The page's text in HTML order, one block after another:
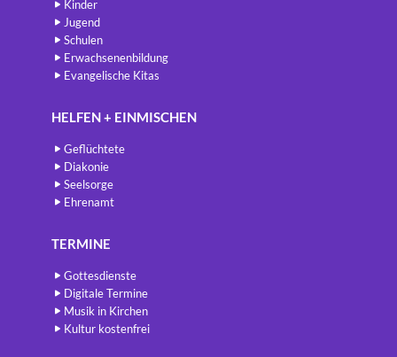
Kinder
Jugend
Schulen
Erwachsenenbildung
Evangelische Kitas
HELFEN + EINMISCHEN
Geflüchtete
Diakonie
Seelsorge
Ehrenamt
TERMINE
Gottesdienste
Digitale Termine
Musik in Kirchen
Kultur kostenfrei